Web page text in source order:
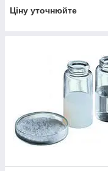
Ціну уточнюйте